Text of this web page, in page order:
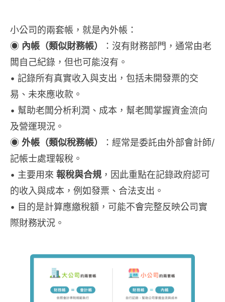
小公司的兩套帳，就是內外帳：
◉ 內帳（類似財務帳）
：沒有財務部門，通常由老
闆自己紀錄，但也可能沒有。
• 記錄所有真實收入與支出，包括未開發票的交
易、未來應收款。
• 幫助老闆分析利潤、成本，幫老闆掌握資金流向
及營運現況。
◉ 外帳（類似稅務帳）
：經常是委託由外部會計師/
記帳士處理報稅。
• 主要用來 報稅與合規 ，因此重點在記錄政府認可
的收入與成本，例如發票、合法支出。
• 目的是計算應繳稅額，可能不會完整反映公司實
際財務狀況。